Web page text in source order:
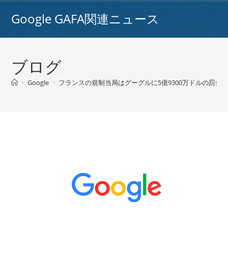
Google GAFA関連ニュース
ブログ
> Google > フランスの規制当局はグーグルに5億9300万ドルの罰金